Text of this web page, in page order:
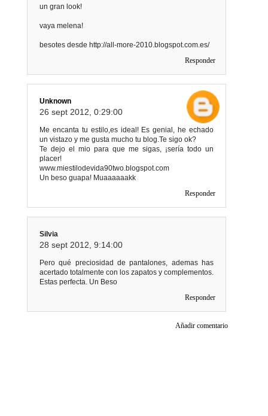
un gran look!
vaya melena!
besotes desde http://all-more-2010.blogspot.com.es/
Responder
Unknown
26 sept 2012, 0:29:00
Me encanta tu estilo,es ideal! Es genial, he echado
un vistazo y me gusta mucho tu blog.Te sigo ok?
Te dejo el mio para que me sigas, ¡sería todo un
placer!
www.miestilodevida90two.blogspot.com
Un beso guapa! Muaaaaaakk
Responder
Silvia
28 sept 2012, 9:14:00
Pero qué preciosidad de pantalones, ademas has
acertado totalmente con los zapatos y complementos.
Estas perfecta. Un Beso
Responder
Añadir comentario